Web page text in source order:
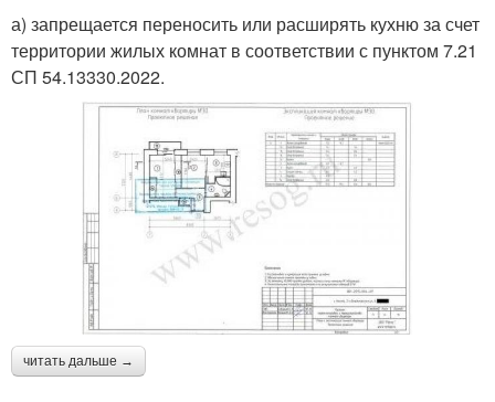
а) запрещается переносить или расширять кухню за счет
территории жилых комнат в соответствии с пунктом 7.21
СП 54.13330.2022.
читать дальше →